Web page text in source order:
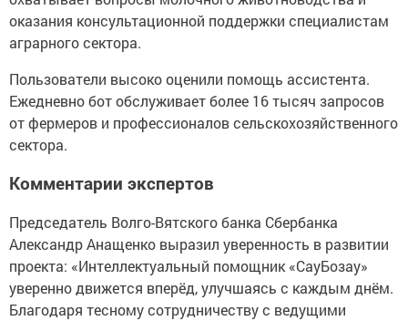
оказания консультационной поддержки специалистам
аграрного сектора.
Пользователи высоко оценили помощь ассистента.
Ежедневно бот обслуживает более 16 тысяч запросов
от фермеров и профессионалов сельскохозяйственного
сектора.
Комментарии экспертов
Председатель Волго-Вятского банка Сбербанка
Александр Анащенко выразил уверенность в развитии
проекта: «Интеллектуальный помощник «СауБозау»
уверенно движется вперёд, улучшаясь с каждым днём.
Благодаря тесному сотрудничеству с ведущими